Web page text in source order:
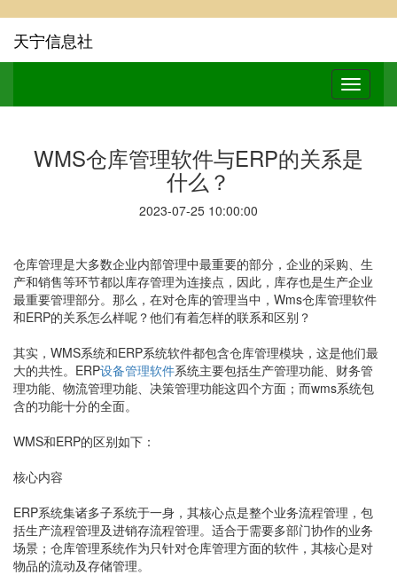
天宁信息社
WMS仓库管理软件与ERP的关系是
什么？
2023-07-25 10:00:00
仓库管理是大多数企业内部管理中最重要的部分，企业的采购、生
产和销售等环节都以库存管理为连接点，因此，库存也是生产企业
最重要管理部分。那么，在对仓库的管理当中，Wms仓库管理软件
和ERP的关系怎么样呢？他们有着怎样的联系和区别？
其实，WMS系统和ERP系统软件都包含仓库管理模块，这是他们最
大的共性。ERP设备管理软件系统主要包括生产管理功能、财务管
理功能、物流管理功能、决策管理功能这四个方面；而wms系统包
含的功能十分的全面。
WMS和ERP的区别如下：
核心内容
ERP系统集诸多子系统于一身，其核心点是整个业务流程管理，包
括生产流程管理及进销存流程管理。适合于需要多部门协作的业务
场景；仓库管理系统作为只针对仓库管理方面的软件，其核心是对
物品的流动及存储管理。